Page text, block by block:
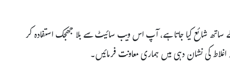
ساتھ شائع کیا جاتا ہے، آپ اس ویب سائیٹ سے بلا جھجک استفادہ کر
کی نشان دہی میں ہماری معاونت فرمائیں۔